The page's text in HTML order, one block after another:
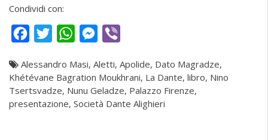
Condividi con:
FacebookTwitterWhatsAppMessenger
Alessandro Masi, Aletti, Apolide, Dato Magradze,
Khétévane Bagration Moukhrani, La Dante, libro, Nino
Tsertsvadze, Nunu Geladze, Palazzo Firenze,
presentazione, Società Dante Alighieri